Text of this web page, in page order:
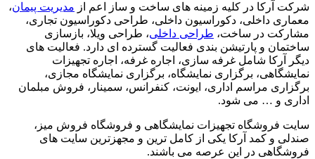
شرکت آرکا در کلیه زمینه های ساخت و ساز اعم از مدیریت پیمان،
معماری داخلی، دکوراسیون داخلی، طراحی دکوراسیون تجاری،
مشارکت در ساخت، طراحی داخلی، طراحی ویلا، بازسازی
ساختمان و پارتیشن بندی فعالیت گسترده ای دارد. فعالیت های
دیگر آرکا شامل غرفه سازی، اجاره غرفه، اجاره تجهیزات
نمایشگاهی، برگزاری نمایشگاه، برگزاری نمایشگاه مجازی،
برگزاری مراسم اداری، ایونت، کنفرانس، سمینار، فروش مبلمان
اداری و … می شود.
سایت فروشگاه تجهیزات نمایشگاهی و فروشگاه فروش میز،
صندلی و کمد آرکا یکی از کامل ترین و مجهزترین سایت های
فروشگاهی در این عرصه می باشند.